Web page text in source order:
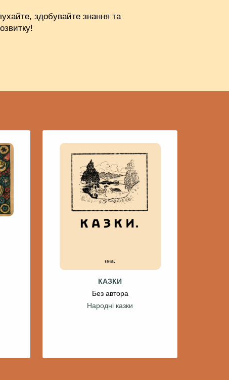
здобувайте знання та
КАЗКИ
Без автора
Народні казки